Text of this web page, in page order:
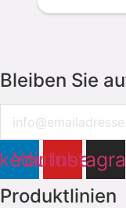
Bleiben Sie
Youtube
Produktlinien